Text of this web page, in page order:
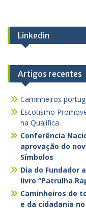
Linkedin
Artigos recentes
Caminheiros
Escotismo
na Qualifica
Conferência
aprovação do
Símbolos
Dia do Fundador
livro “Patrulha
Caminheiros de
e da cidadania